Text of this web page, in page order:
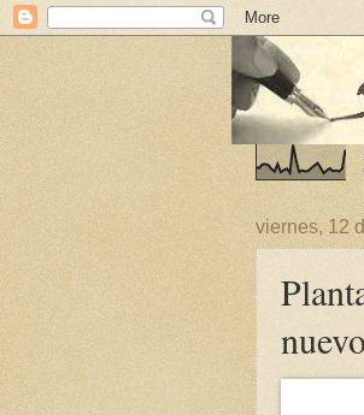
viernes, 12